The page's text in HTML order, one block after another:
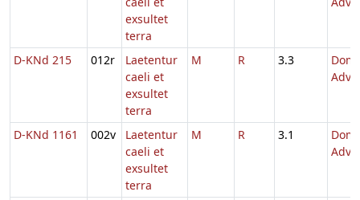
exsultet
terra
D-KNd 215 012r
Laetentur
caeli et
exsultet
terra
M R 3.3
D-KNd 1161 002v
Laetentur
caeli et
exsultet
terra
M R 3.1